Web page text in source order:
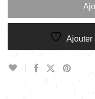
Ajouter